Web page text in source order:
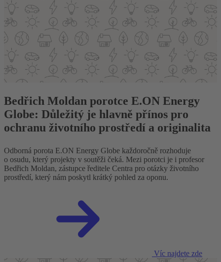
Bedřich Moldan porotce E.ON Energy
Globe: Důležitý je hlavně přínos pro
ochranu životního prostředí a originalita
Odborná porota E.ON Energy Globe každoročně rozhoduje
o osudu, který projekty v soutěži čeká. Mezi porotci je i profesor
Bedřich Moldan, zástupce ředitele Centra pro otázky životního
prostředí, který nám poskytl krátký pohled za oponu.
Víc najdete zde